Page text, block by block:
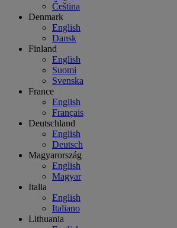
Čeština
Denmark
English
Dansk
Finland
English
Suomi
Svenska
France
English
Français
Deutschland
English
Deutsch
Magyarország
English
Magyar
Italia
English
Italiano
Lithuania